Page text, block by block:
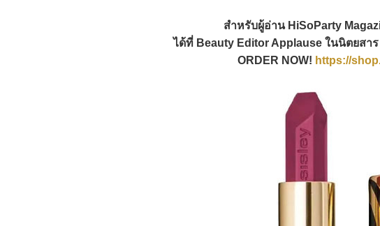
สำหรับผู้อ่าน HiSoParty
ได้ที่ Beauty Editor Applause ในนิตยสา
ORDER NOW! https://